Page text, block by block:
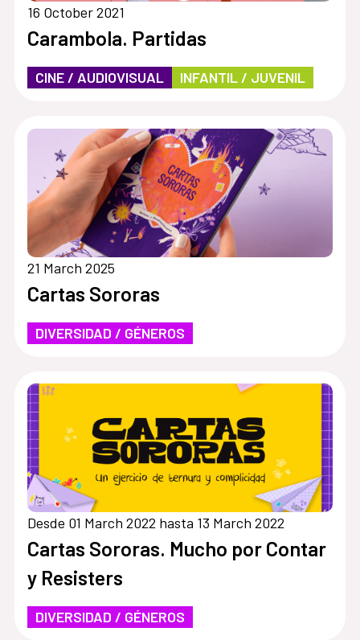
16 October 2021
Carambola. Partidas
CINE / AUDIOVISUAL INFANTIL / JUVENIL
21 March 2025
Cartas Sororas
DIVERSIDAD / GÉNEROS
Desde 01 March 2022 hasta 13 March 2022
Cartas Sororas. Mucho por Contar
y Resisters
DIVERSIDAD / GÉNEROS